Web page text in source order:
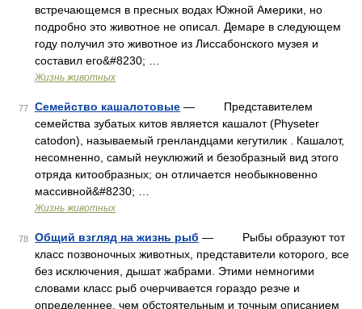
встречающемся в пресных водах Южной Америки, но
подробно это животное не описал. Демаре в следующем
году получил это животное из Лиссабонского музея и
составил его&#8230; …
Жизнь животных
77 Семейство кашалотовые — Представителем
семейства зубатых китов является кашалот (Physeter
catodon), называемый гренландцами кегутилик . Кашалот,
несомненно, самый неуклюжий и безобразный вид этого
отряда китообразных; он отличается необыкновенно
массивной&#8230; …
Жизнь животных
78 Общий взгляд на жизнь рыб — Рыбы образуют тот
класс позвоночных животных, представители которого, все
без исключения, дышат жабрами. Этими немногими
словами класс рыб очерчивается гораздо резче и
определеннее, чем обстоятельным и точным описанием